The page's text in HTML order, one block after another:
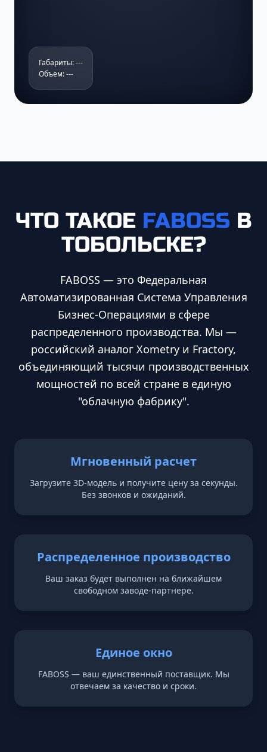
Габариты: ---
Объем: ---
ЧТО ТАКОЕ FABOSS В
ТОБОЛЬСКЕ?
FABOSS — это Федеральная
Автоматизированная Система Управления
Бизнес-Операциями в сфере
распределенного производства. Мы —
российский аналог Xometry и Fractory,
объединяющий тысячи производственных
мощностей по всей стране в единую
"облачную фабрику".
Мгновенный расчет
Загрузите 3D-модель и получите цену за секунды.
Без звонков и ожиданий.
Распределенное производство
Ваш заказ будет выполнен на ближайшем
свободном заводе-партнере.
Единое окно
FABOSS — ваш единственный поставщик. Мы
отвечаем за качество и сроки.